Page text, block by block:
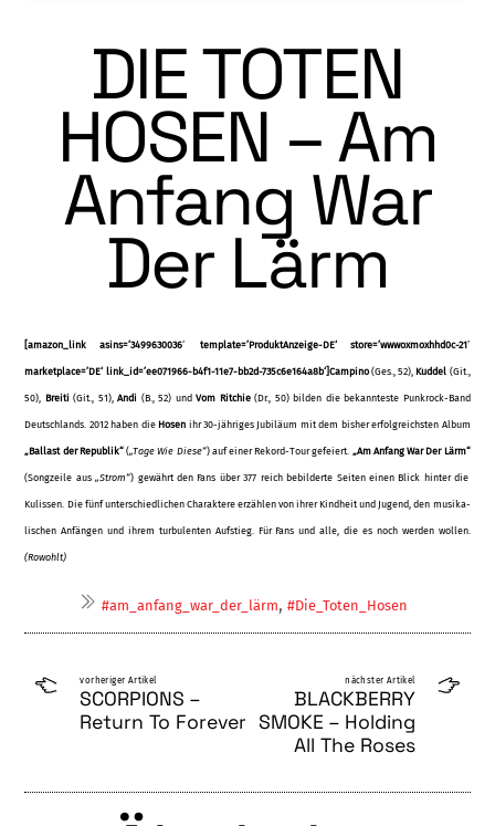
DIE TOTEN
HOSEN – Am
Anfang War
Der Lärm
[amazon_link asins=’3499630036′ template=’ProduktAnzeige-DE‘ store=’wwwoxmoxhhd0c-21′
marketplace=’DE‘ link_id=’ee071966-b4f1-11e7-bb2d-735c6e164a8b‘]Campino(Ges., 52), Kuddel (Git.,
50), Breiti (Git., 51),Andi (B., 52) undVom Ritchie(Dr., 50) bilden die bekannteste Punkrock-Band
Deutschlands. 2012 haben die Hosen ihr 30-jähriges Jubiläum mit dem bisher erfolgreichsten Album
„Ballast der Republik“(„Tage Wie Diese“) auf einer Rekord-Tour gefeiert. „Am Anfang War Der Lärm“
(Songzeile aus„Strom“) ge­währt den Fans über 377 reich bebilderte Seiten einen Blick hinter die
Kulissen. Die fünf unterschiedlichen Charaktere erzählen von ihrer Kindheit und Jugend, den musika­
lischen Anfängen und ihrem turbulenten Aufstieg. Für Fans und alle, die es noch werden wollen.
(Rowohlt)
#am_anfang_war_der_lärm,#Die_Toten_Hosen
vorheriger Artikel
SCORPIONS –
Return To Forever
nächster Artikel
BLACKBERRY
SMOKE – Holding
All The Roses